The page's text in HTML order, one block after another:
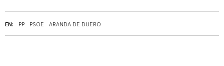
EN: PP PSOE ARANDA DE DUERO